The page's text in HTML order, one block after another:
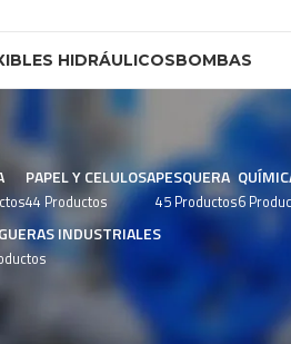
HIDRÁULICOSBOMBAS
PAPEL Y CELULOSA
44 Productos
PESQUERA
45 Productos6
INDUSTRIALES
Mostrar